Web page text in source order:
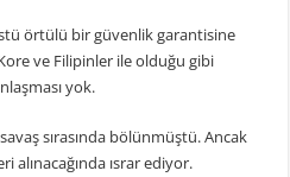
örtülü bir güvenlik garantisine
ve Filipinler ile olduğu gibi
yok.
sırasında bölünmüştü. Ancak
alınacağında ısrar ediyor.